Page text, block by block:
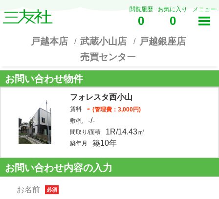
閲覧履歴
0
お気に入り
0
メニュー
戸越本店 武蔵小山店
戸越銀座店
売買センター
お問い合わせ物件
フォレスタ西小山
賃料 - (管理費：3,000円)
敷/礼
-/-
間取り/面積 1R/14.43㎡
築年月 築10年
お問い合わせ内容の入力
お名前 必須